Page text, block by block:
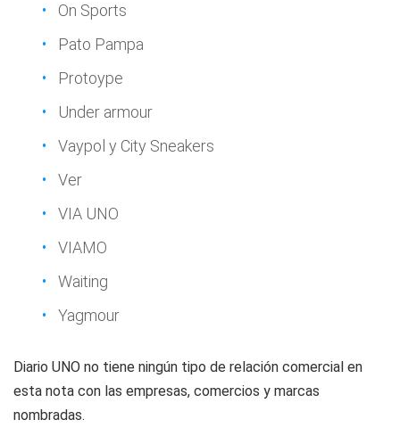
On Sports
Pato Pampa
Protoype
Under armour
Vaypol y City Sneakers
Ver
VIA UNO
VIAMO
Waiting
Yagmour
Diario UNO no tiene ningún tipo de relación comercial en
esta nota con las empresas, comercios y marcas
nombradas.